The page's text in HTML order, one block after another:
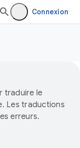
Connexion
traduire le
Les traductions
erreurs.